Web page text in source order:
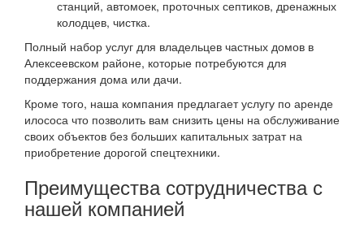
станций, автомоек, проточных септиков, дренажных
колодцев, чистка.
Полный набор услуг для владельцев частных домов в
Алексеевском районе, которые потребуются для
поддержания дома или дачи.
Кроме того, наша компания предлагает услугу по аренде
илососа что позволить вам снизить цены на обслуживание
своих объектов без больших капитальных затрат на
приобретение дорогой спецтехники.
Преимущества сотрудничества с
нашей компанией